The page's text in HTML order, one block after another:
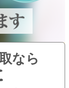
は除く）
なら